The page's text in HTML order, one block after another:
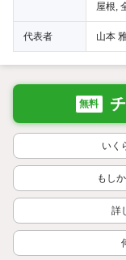
屋根,
代表者 山本
無料
いく
もし
詳